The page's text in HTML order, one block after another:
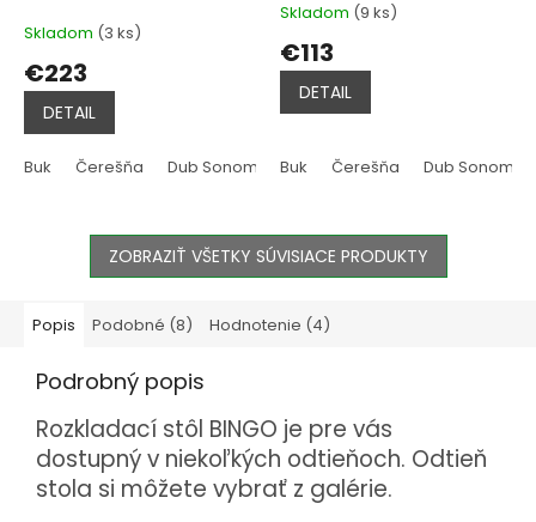
Skladom (3 ks)
€223
DETAIL
Buk Čerešňa Dub Sonoma Dub Hľuzovka Jelša
Priemerné
produktu
je
4,5
z
hviezdičiek.
Skladom (9 ks)
€113
DETAIL
Buk Čerešňa Dub Sonoma
ZOBRAZIŤ VŠETKY SÚVISIACE PRODUKTY
Popis Podobné (8) Hodnotenie (4)
Podrobný popis
Rozkladací stôl BINGO je pre vás
dostupný v niekoľkých odtieňoch. Odtieň
stola si môžete vybrať z galérie.